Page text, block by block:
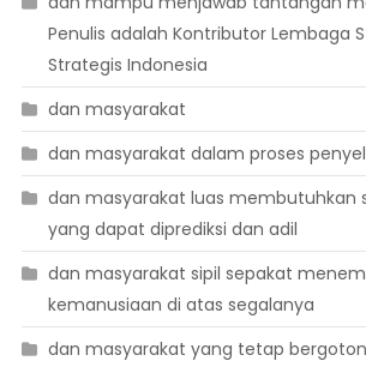
Penulis adalah Kontributor Lembaga
Strategis Indonesia
dan masyarakat
dan masyarakat dalam proses
dan masyarakat luas membutuhkan
yang dapat diprediksi dan adil
dan masyarakat sipil sepakat
kemanusiaan di atas segalanya
dan masyarakat yang tetap